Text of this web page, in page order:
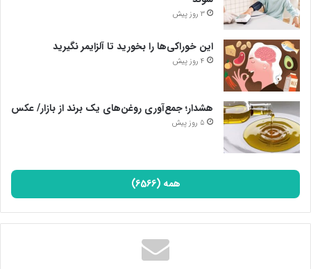
3 روز پیش
این خوراکی‌ها را بخورید تا آلزایمر نگیرید
4 روز پیش
هشدار؛ جمع‌آوری روغن‌های یک برند از بازار/ عکس
5 روز پیش
همه (6566)